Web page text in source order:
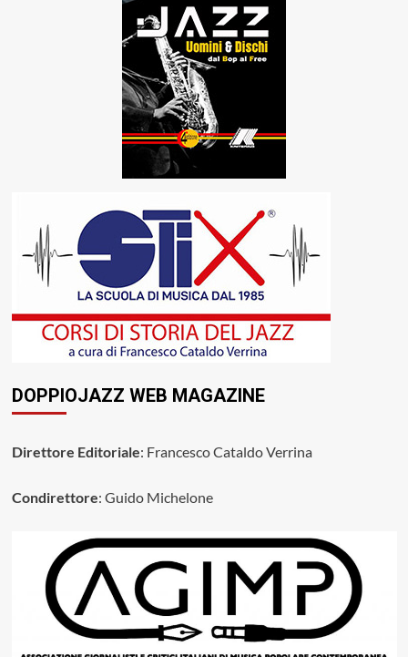
DOPPIOJAZZ WEB MAGAZINE
Direttore Editoriale: Francesco Cataldo Verrina
Condirettore: Guido Michelone